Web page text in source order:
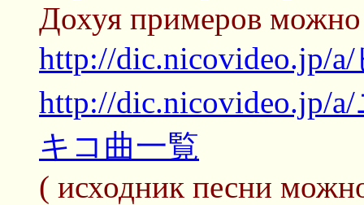
Дохуя примеров можно
http://dic.nicovideo.jp/
http://dic.nicovideo.jp/
キコ曲一覧
( исходник песни